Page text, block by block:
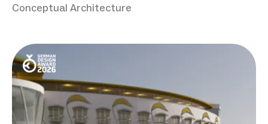
Conceptual Architecture